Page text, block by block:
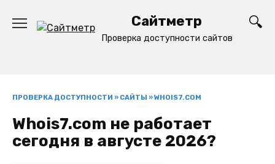
содержанию
Сайтметр
Проверка доступности сайтов
ПРОВЕРКА ДОСТУПНОСТИ » САЙТЫ »WHOIS7.COM
Whois7.com не работает
сегодня в августе 2026?